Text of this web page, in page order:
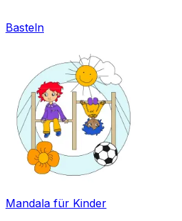
Basteln
Mandala für Kinder